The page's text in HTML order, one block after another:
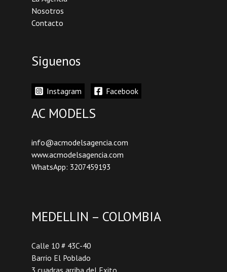
Nosotros
Contacto
Siguenos
Instagram Facebook
AC MODELS
info@acmodelsagencia.com
www.acmodelsagencia.com
WhatsApp: 3207459193
MEDELLIN – COLOMBIA
Calle 10 # 43C-40
Barrio El Poblado
3 cuadras arriba del Exito